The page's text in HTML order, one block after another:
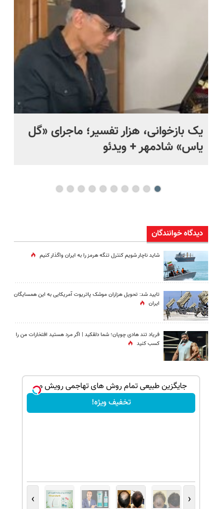
رایگان+پرداخت
اقساطی😍
یک بازخوانی، هزار تفسیر؛ ماجرای «گل
یاس» شادمهر + ویدئو
دیدگاه خوانندگان
شاید ناچار شویم کنترل تنگه هرمز را به ایران واگذار کنیم
تایید شد: تحویل هزاران موشک پاتریوت آمریکایی به این همسایگان
ایران
فریاد تند هادی چوپان؛‌ شما دلقکید | اگر مرد هستید افتخارات من را
کسب کنید
جایگزین طبیعی تمام روش های تهاجمی رویش مو
تخفیف ویژه!
‹
›